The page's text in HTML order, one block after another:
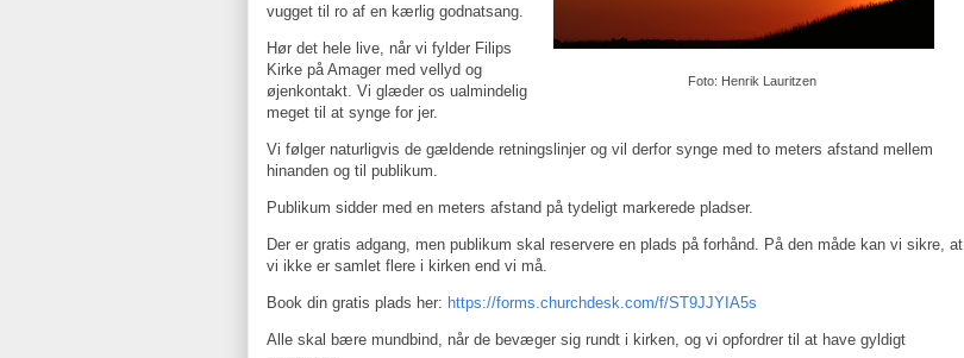
Foto: Henrik Lauritzen
vugget til ro af en kærlig godnatsang.
Hør det hele live, når vi fylder Filips
Kirke på Amager med vellyd og
øjenkontakt. Vi glæder os ualmindelig
meget til at synge for jer.
Vi følger naturligvis de gældende retningslinjer og vil derfor synge med to meters afstand mellem
hinanden og til publikum.
Publikum sidder med en meters afstand på tydeligt markerede pladser.
Der er gratis adgang, men publikum skal reservere en plads på forhånd. På den måde kan vi sikre, at
vi ikke er samlet flere i kirken end vi må.
Book din gratis plads her: https://forms.churchdesk.com/f/ST9JJYIA5s
Alle skal bære mundbind, når de bevæger sig rundt i kirken, og vi opfordrer til at have gyldigt